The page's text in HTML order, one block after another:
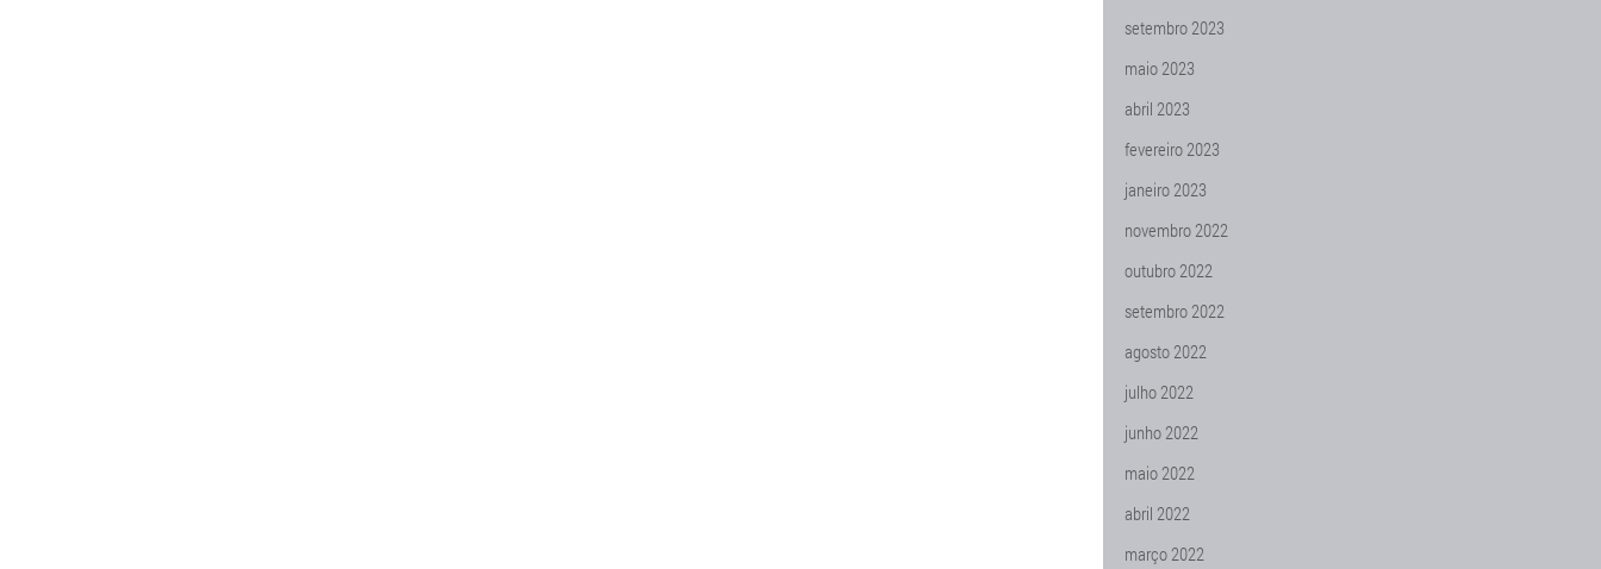
setembro 2023
maio 2023
abril 2023
fevereiro 2023
janeiro 2023
novembro 2022
outubro 2022
setembro 2022
agosto 2022
julho 2022
junho 2022
maio 2022
abril 2022
março 2022